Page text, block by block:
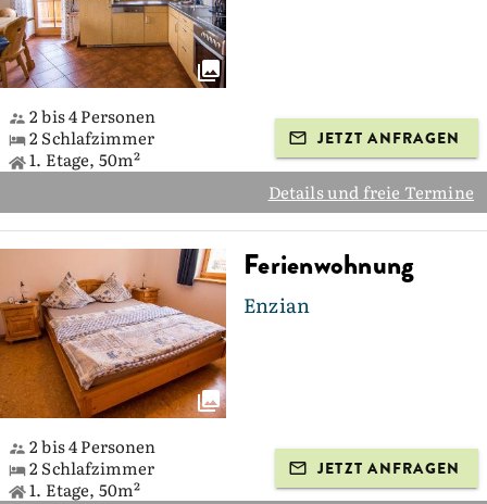
2 bis 4 Personen
2 Schlafzimmer
1. Etage, 50m²
JETZT ANFRAGEN
Details und freie Termine
Ferienwohnung
Enzian
2 bis 4 Personen
2 Schlafzimmer
1. Etage, 50m²
JETZT ANFRAGEN